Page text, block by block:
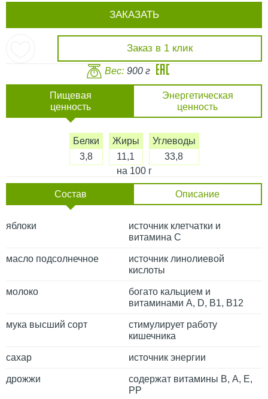
Заказ в 1 клик
ЗАКАЗАТЬ
Вес: 900 г
Пищевая
ценность
Энергетическая
ценность
Белки
3,8
Жиры
11,1
Углеводы
33,8
на 100 г
Состав Описание
яблоки
источник клетчатки и
витамина С
масло подсолнечное
источник линолиевой
кислоты
молоко
богато кальцием и
витаминами A, D, B1, B12
мука высший сорт
стимулирует работу
кишечника
сахар источник энергии
дрожжи
содержат витамины В, А, Е,
РР